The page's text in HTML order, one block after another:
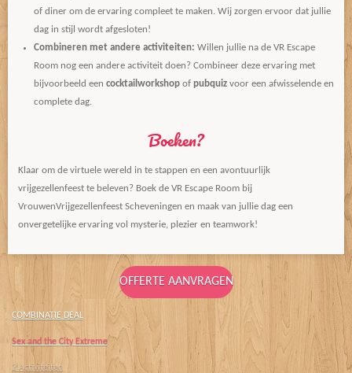
of diner om de ervaring compleet te maken. Wij zorgen ervoor dat jullie
dag in stijl wordt afgesloten!
Combineren met andere activiteiten: Willen jullie na de VR Escape
Room nog een andere activiteit doen? Combineer deze ervaring met
bijvoorbeeld een cocktailworkshopof pubquizvoor een afwisselende en
complete dag.
Boeken?
Klaar om de virtuele wereld in te stappen en een avontuurlijk
vrijgezellenfeest te beleven? Boek de VR Escape Room bij
VrouwenVrijgezellenfeest Scheveningen en maak van jullie dag een
onvergetelijke ervaring vol mysterie, plezier en teamwork!
OFFERTE AANVRAGEN
COMBINATIE DEAL
Sex and the City Extreme
2 Activiteiten